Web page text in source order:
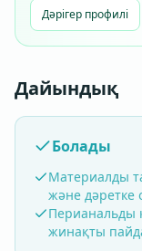
Дәрігер профилі
Дайындық
Болады
Материалды
және дәретке
Перианальды
жинақты